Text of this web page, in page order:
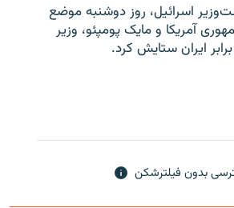
اسرائیل، روز دوشنبه موضع
آمریکا و مایک پومپئو، وزیر
ایران ستایش کرد.
بدون فیلترشکن